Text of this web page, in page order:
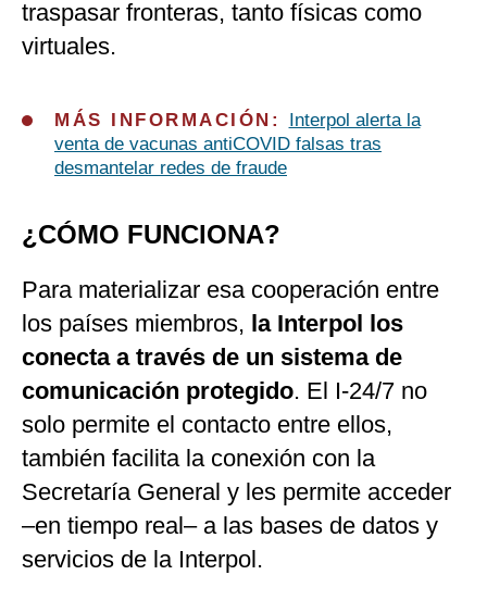
traspasar fronteras, tanto físicas como
virtuales.
MÁS INFORMACIÓN:
Interpol alerta la
venta de vacunas antiCOVID falsas tras
desmantelar redes de fraude
¿CÓMO FUNCIONA?
Para materializar esa cooperación entre
los países miembros, la Interpol los
conecta a través de un sistema de
comunicación protegido. El I-24/7 no
solo permite el contacto entre ellos,
también facilita la conexión con la
Secretaría General y les permite acceder
–en tiempo real– a las bases de datos y
servicios de la Interpol.